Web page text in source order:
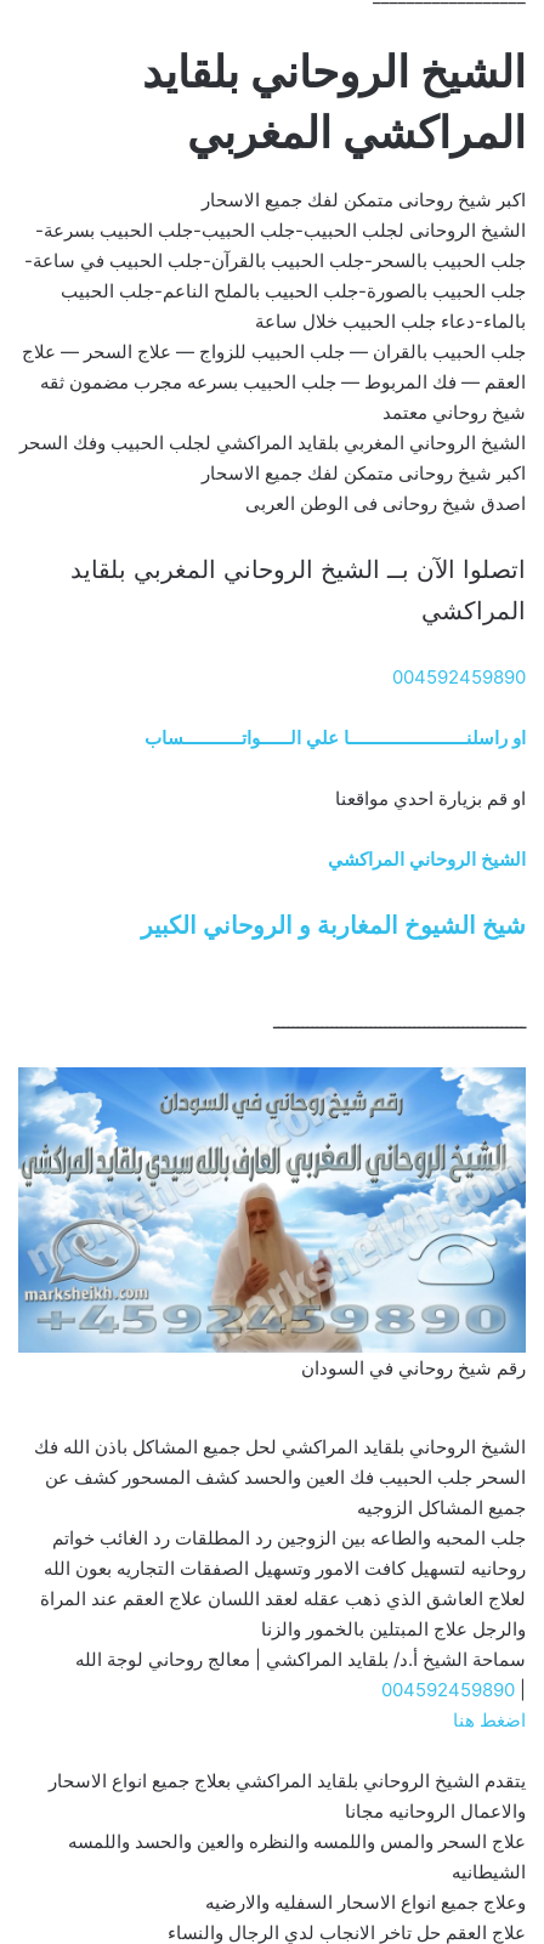
الشيخ الروحاني بلقايد
المراكشي المغربي
اكبر شيخ روحانى متمكن لفك جميع الاسحار
الشيخ الروحانى لجلب الحبيب-جلب الحبيب-جلب الحبيب بسرعة-
جلب الحبيب بالسحر-جلب الحبيب بالقرآن-جلب الحبيب في ساعة-
جلب الحبيب بالصورة-جلب الحبيب بالملح الناعم-جلب الحبيب
بالماء-دعاء جلب الحبيب خلال ساعة
جلب الحبيب بالقران — جلب الحبيب للزواج — علاج السحر — علاج
العقم — فك المربوط — جلب الحبيب بسرعه مجرب مضمون ثقه
شيخ روحاني معتمد
الشيخ الروحاني المغربي بلقايد المراكشي لجلب الحبيب وفك السحر
اكبر شيخ روحانى متمكن لفك جميع الاسحار
اصدق شيخ روحانى فى الوطن العربى
اتصلوا الآن بــ الشيخ الروحاني المغربي بلقايد
المراكشي
004592459890
او راسلنــــــــــــــــــــــــا علي الــــــواتــــــــــــساب
او قم بزيارة احدي مواقعنا
الشيخ الروحاني المراكشي
شيخ الشيوخ المغاربة و الروحاني الكبير
ــــــــــــــــــــــــــــــــــــــــــــــــــــ
رقم شيخ روحاني في السودان
الشيخ الروحاني بلقايد المراكشي لحل جميع المشاكل باذن الله فك
السحر جلب الحبيب فك العين والحسد كشف المسحور كشف عن
جميع المشاكل الزوجيه
جلب المحبه والطاعه بين الزوجين رد المطلقات رد الغائب خواتم
روحانيه لتسهيل كافت الامور وتسهيل الصفقات التجاريه بعون الله
لعلاج العاشق الذي ذهب عقله لعقد اللسان علاج العقم عند المراة
والرجل علاج المبتلين بالخمور والزنا
سماحة الشيخ أ.د/ بلقايد المراكشي | معالج روحاني لوجة الله
004592459890
اضغط هنا
يتقدم الشيخ الروحاني بلقايد المراكشي بعلاج جميع انواع الاسحار
والاعمال الروحانيه مجانا
علاج السحر والمس واللمسه والنظره والعين والحسد واللمسه
الشيطانيه
وعلاج جميع انواع الاسحار السفليه والارضيه
علاج العقم حل تاخر الانجاب لدي الرجال والنساء